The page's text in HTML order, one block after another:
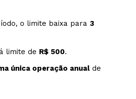
o limite baixa para 3
limite de R$ 500.
única operação anual de